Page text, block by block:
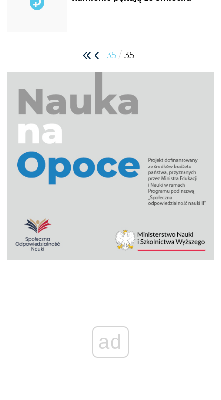
35 / 35
ad